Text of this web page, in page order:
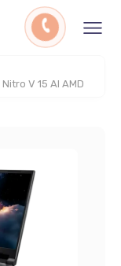
Nitro V 15 AI AMD